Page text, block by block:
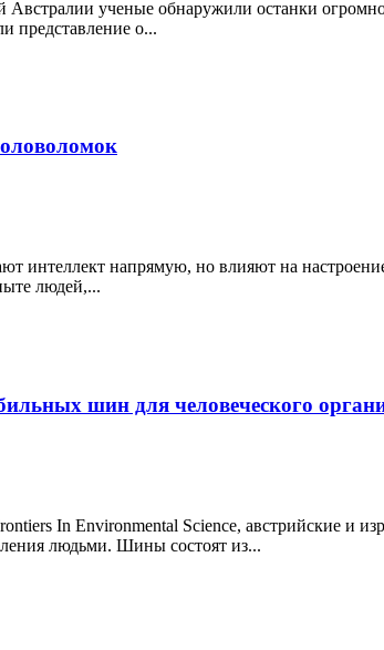
ученые обнаружили останки
представление о...
интеллект напрямую, но влияют на
людей,...
шин для человеческого
In Environmental Science, австрийские и
людьми. Шины состоят из...